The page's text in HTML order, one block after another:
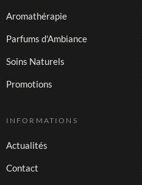
Aromathérapie
Parfums d'Ambiance
Soins Naturels
Promotions
INFORMATIONS
Actualités
Contact